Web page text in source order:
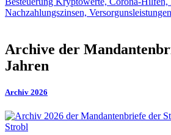
Nachzahlungszinsen, Versorgunsleistungen
Archive der
Jahren
Archiv 2026